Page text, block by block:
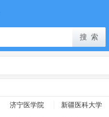
济宁医学院 新疆医科大学